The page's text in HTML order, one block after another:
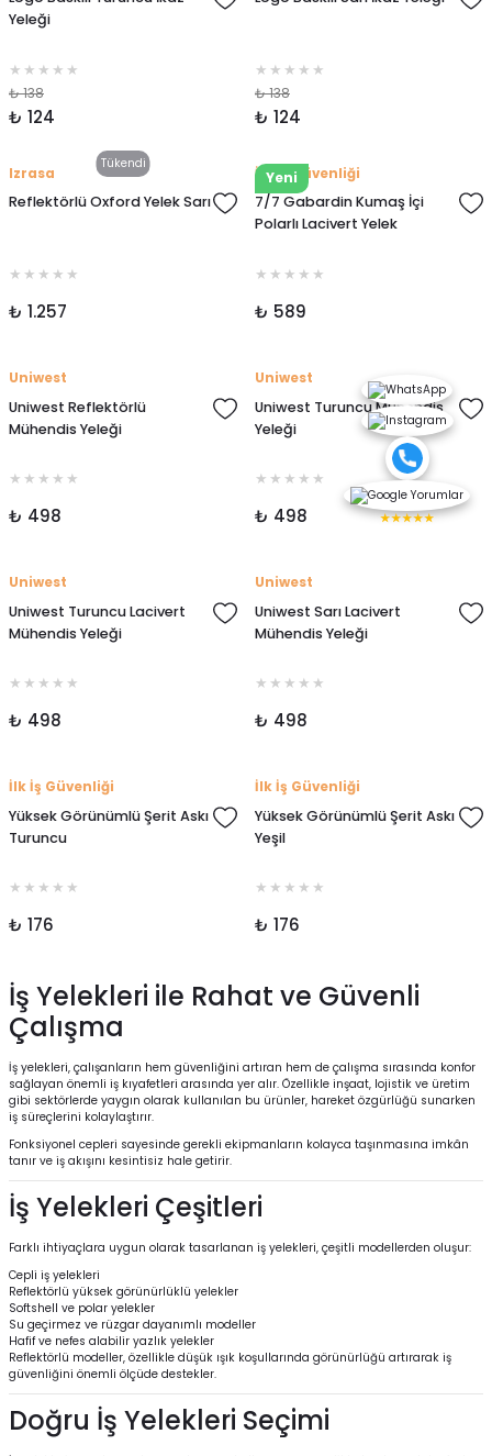
Yeleği
₺ 138
₺ 124
₺ 138
₺ 124
Tükendi
Izrasa
Reflektörlü Oxford Yelek Sarı
₺ 1.257
Yeni
İlk İş Güvenliği
7/7 Gabardin Kumaş İçi
Polarlı Lacivert Yelek
₺ 589
Uniwest
Uniwest Reflektörlü
Mühendis Yeleği
₺ 498
Uniwest
Uniwest Turuncu Mühendis
Yeleği
₺ 498
Uniwest
Uniwest Turuncu Lacivert
Mühendis Yeleği
₺ 498
Uniwest
Uniwest Sarı Lacivert
Mühendis Yeleği
₺ 498
İlk İş Güvenliği
Yüksek Görünümlü Şerit Askı
Turuncu
₺ 176
İlk İş Güvenliği
Yüksek Görünümlü Şerit Askı
Yeşil
₺ 176
İş Yelekleri ile Rahat ve Güvenli
Çalışma
İş yelekleri, çalışanların hem güvenliğini artıran hem de çalışma sırasında konfor
sağlayan önemli iş kıyafetleri arasında yer alır. Özellikle inşaat, lojistik ve üretim
gibi sektörlerde yaygın olarak kullanılan bu ürünler, hareket özgürlüğü sunarken
iş süreçlerini kolaylaştırır.
Fonksiyonel cepleri sayesinde gerekli ekipmanların kolayca taşınmasına imkân
tanır ve iş akışını kesintisiz hale getirir.
İş Yelekleri Çeşitleri
Farklı ihtiyaçlara uygun olarak tasarlanan iş yelekleri, çeşitli modellerden oluşur:
Cepli iş yelekleri
Reflektörlü yüksek görünürlüklü yelekler
Softshell ve polar yelekler
Su geçirmez ve rüzgar dayanımlı modeller
Hafif ve nefes alabilir yazlık yelekler
Reflektörlü modeller, özellikle düşük ışık koşullarında görünürlüğü artırarak iş
güvenliğini önemli ölçüde destekler.
Doğru İş Yelekleri Seçimi
★★★★★